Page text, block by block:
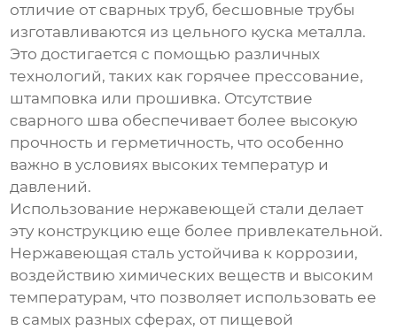
отличие от сварных труб, бесшовные трубы
изготавливаются из цельного куска металла.
Это достигается с помощью различных
технологий, таких как горячее прессование,
штамповка или прошивка. Отсутствие
сварного шва обеспечивает более высокую
прочность и герметичность, что особенно
важно в условиях высоких температур и
давлений.
Использование нержавеющей стали делает
эту конструкцию еще более привлекательной.
Нержавеющая сталь устойчива к коррозии,
воздействию химических веществ и высоким
температурам, что позволяет использовать ее
в самых разных сферах, от пищевой